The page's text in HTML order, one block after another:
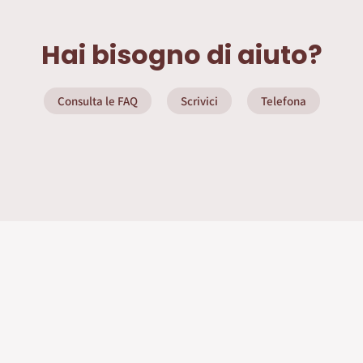
Hai bisogno di aiuto?
Consulta le FAQ Scrivici Telefona